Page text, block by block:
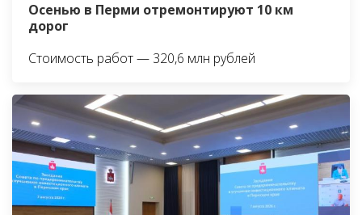
Осенью в Перми отремонтируют 10 км
дорог
Стоимость работ — 320,6 млн рублей